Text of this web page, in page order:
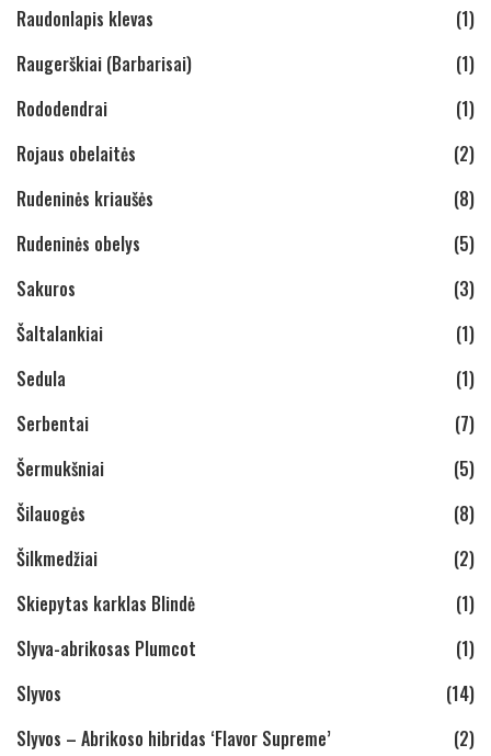
Raudonlapis klevas
(1)
Raugerškiai (Barbarisai)
(1)
Rododendrai
(1)
Rojaus obelaitės
(2)
Rudeninės kriaušės
(8)
Rudeninės obelys
(5)
Sakuros
(3)
Šaltalankiai
(1)
Sedula
(1)
Serbentai
(7)
Šermukšniai
(5)
Šilauogės
(8)
Šilkmedžiai
(2)
Skiepytas karklas Blindė
(1)
Slyva-abrikosas Plumcot
(1)
Slyvos
(14)
Slyvos – Abrikoso hibridas ‘Flavor Supreme’
(2)